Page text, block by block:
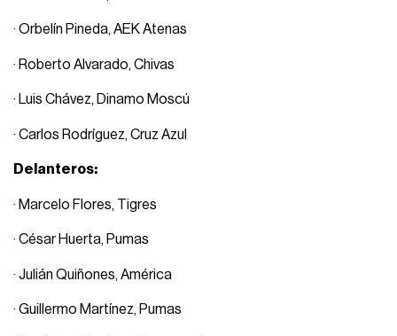
· Orbelín Pineda, AEK Atenas
· Roberto Alvarado, Chivas
· Luis Chávez, Dinamo Moscú
· Carlos Rodríguez, Cruz Azul
Delanteros:
· Marcelo Flores, Tigres
· César Huerta, Pumas
· Julián Quiñones, América
· Guillermo Martínez, Pumas